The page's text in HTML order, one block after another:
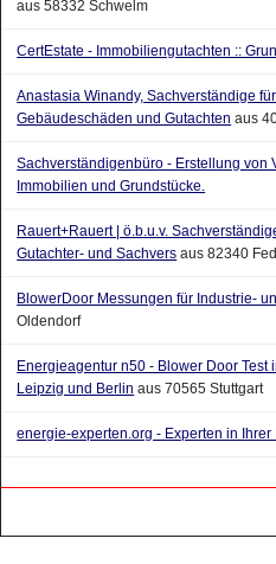
aus 58332 Schwelm
CertEstate - Immobiliengutachten ::
Anastasia Winandy, Sachverständige
Gebäudeschäden und Gutachten aus
Sachverständigenbüro - Erstellung von
Immobilien und Grundstücke.
Rauert+Rauert | ö.b.u.v.
Gutachter- und Sachvers aus 82340
BlowerDoor Messungen für Industrie-
Oldendorf
Energieagentur n50 - Blower Door Test
Leipzig und Berlin aus 70565 Stuttgart
energie-experten.org - Experten in Ihrer